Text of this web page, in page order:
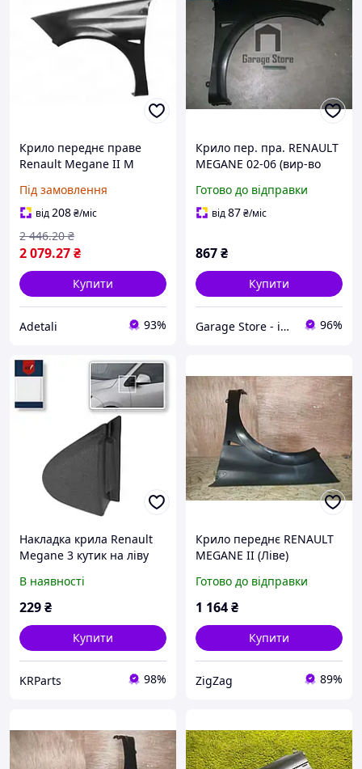
Крило переднє праве
Renault Megane II M
Під замовлення
від208₴/міс
2 079.27₴
2 446.20 ₴
Купити
Adetali 93%
Крило пер. пра. RENAULT
MEGANE 02-06 (вир-во
Готово до відправки
від87₴/міс
867₴
Купити
Garage Store - інтернет магазин автозапчастин. 96%
Накладка крила Renault
Megane 3 кутик на ліву
В наявності
229₴
Купити
KRParts 98%
Крило переднє RENAULT
MEGANE II (Ліве)
Готово до відправки
1 164₴
Купити
ZigZag 89%